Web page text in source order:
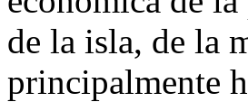
de la isla, de la
principalmente